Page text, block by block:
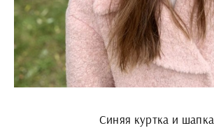
Синяя куртка и шапка